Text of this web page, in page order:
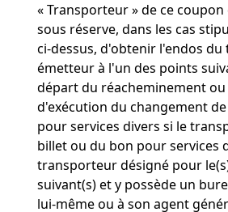
« Transporteur » de ce coupon
sous réserve, dans les cas
ci-dessus, d'obtenir l'endos
émetteur à l'un des points
départ du réacheminement
d'exécution du changement
pour services divers si le
billet ou du bon pour services
transporteur désigné pour
suivant(s) et y possède un
lui-même ou à son agent